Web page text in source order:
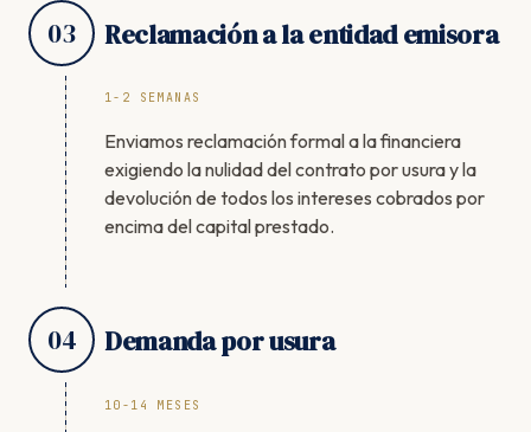
03 Reclamación a la entidad emisora
1-2 SEMANAS
Enviamos reclamación formal a la financiera
exigiendo la nulidad del contrato por usura y la
devolución de todos los intereses cobrados por
encima del capital prestado.
04 Demanda por usura
10-14 MESES